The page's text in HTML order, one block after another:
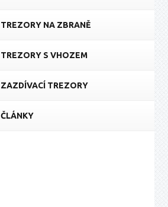
TREZORY NA ZBRANĚ
TREZORY S VHOZEM
ZAZDÍVACÍ TREZORY
ČLÁNKY